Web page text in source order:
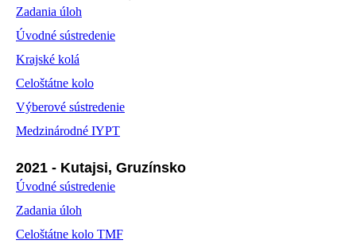
Zadania úloh
Úvodné sústredenie
Krajské kolá
Celoštátne kolo
Výberové sústredenie
Medzinárodné IYPT
2021 - Kutajsi, Gruzínsko
Úvodné sústredenie
Zadania úloh
Celoštátne kolo TMF